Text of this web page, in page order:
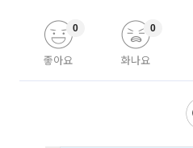
좋아요
0
화나요
0